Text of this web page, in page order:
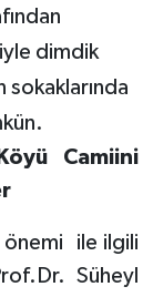
dimdik
Camiini
ile ilgili
Süheyl